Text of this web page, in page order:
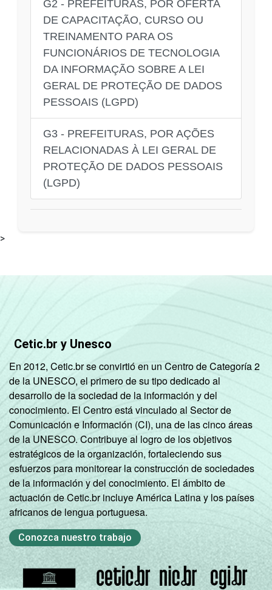
G2 - PREFEITURAS, POR OFERTA
DE CAPACITAÇÃO, CURSO OU
TREINAMENTO PARA OS
FUNCIONÁRIOS DE TECNOLOGIA
DA INFORMAÇÃO SOBRE A LEI
GERAL DE PROTEÇÃO DE DADOS
PESSOAIS (LGPD)
G3 - PREFEITURAS, POR AÇÕES
RELACIONADAS À LEI GERAL DE
PROTEÇÃO DE DADOS PESSOAIS
(LGPD)
>
Cetic.br y Unesco
En 2012, Cetic.br se convirtió en un Centro de Categoría 2
de la UNESCO, el primero de su tipo dedicado al
desarrollo de la sociedad de la información y del
conocimiento. El Centro está vinculado al Sector de
Comunicación e Información (CI), una de las cinco áreas
de la UNESCO. Contribuye al logro de los objetivos
estratégicos de la organización, fortaleciendo sus
esfuerzos para monitorear la construcción de sociedades
de la información y del conocimiento. El ámbito de
actuación de Cetic.br incluye América Latina y los países
africanos de lengua portuguesa.
Conozca nuestro trabajo